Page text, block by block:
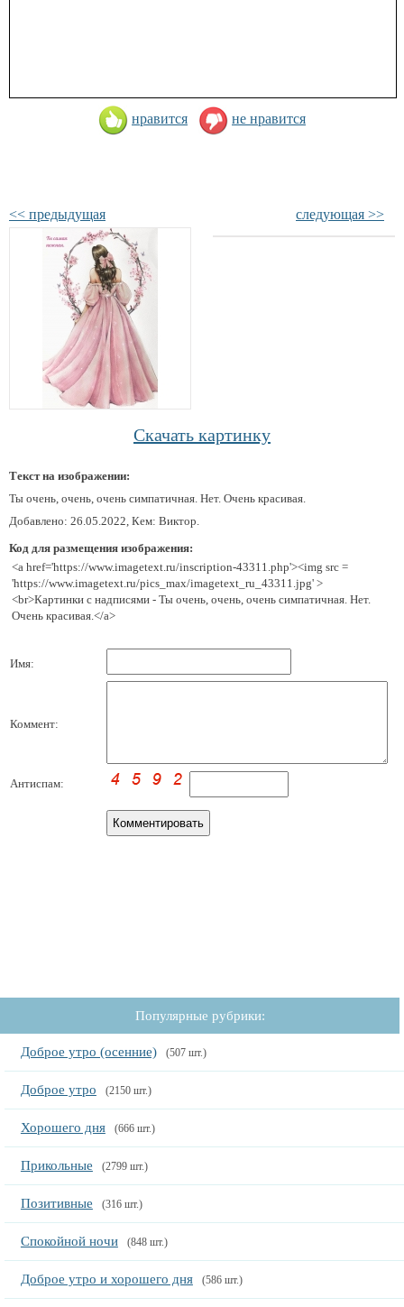
нравится не нравится
<< предыдущая следующая >>
Скачать картинку
Текст на изображении:
Ты очень, очень, очень симпатичная. Нет. Очень красивая.
Добавлено: 26.05.2022, Кем: Виктор.
Код для размещения изображения:
<a href='https://www.imagetext.ru/inscription-43311.php'><img src =
'https://www.imagetext.ru/pics_max/imagetext_ru_43311.jpg' >
<br>Картинки с надписями - Ты очень, очень, очень симпатичная. Нет.
Очень красивая.</a>
Имя:
Коммент:
Антиспам:
Популярные рубрики:
Доброе утро (осенние) (507 шт.)
Доброе утро (2150 шт.)
Хорошего дня (666 шт.)
Прикольные (2799 шт.)
Позитивные (316 шт.)
Спокойной ночи (848 шт.)
Доброе утро и хорошего дня (586 шт.)